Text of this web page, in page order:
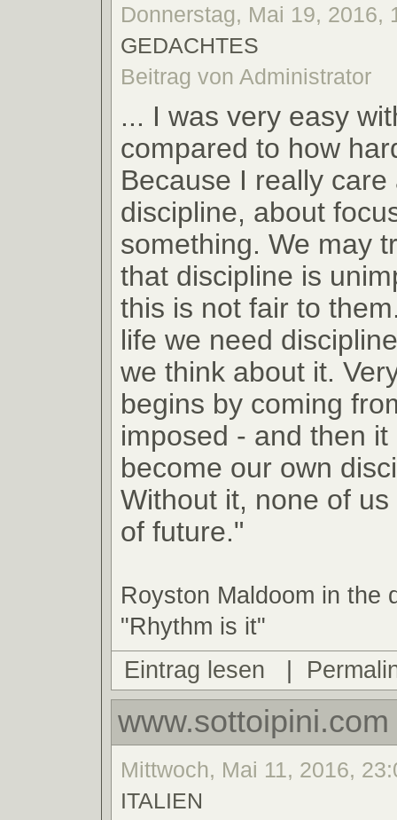
Donnerstag, Mai 19, 2016,
GEDACHTES
Beitrag von Administrator
... I was very easy
compared to how
Because I really care
discipline, about
something. We may
that discipline is
this is not fair to
life we need
we think about it.
begins by coming
imposed - and then it
become our own
Without it, none of
of future."
Royston Maldoom in the
"Rhythm is it"
Eintrag lesen
|
www.sottoipini.com
Mittwoch, Mai 11, 2016,
ITALIEN